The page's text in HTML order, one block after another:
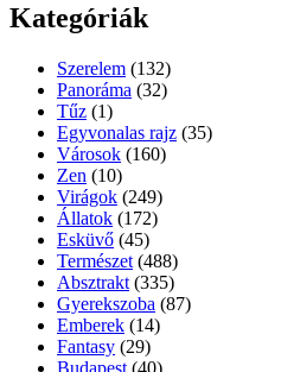
Kategóriák
Szerelem (132)
Panoráma (32)
Tűz (1)
Egyvonalas rajz (35)
Városok (160)
Zen (10)
Virágok (249)
Állatok (172)
Esküvő (45)
Természet (488)
Absztrakt (335)
Gyerekszoba (87)
Emberek (14)
Fantasy (29)
Budapest (40)